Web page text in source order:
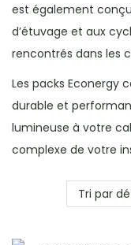
est également
d’étuvage et aux
rencontrés dans les
Les packs Econergy
durable et
lumineuse à votre
complexe de votre